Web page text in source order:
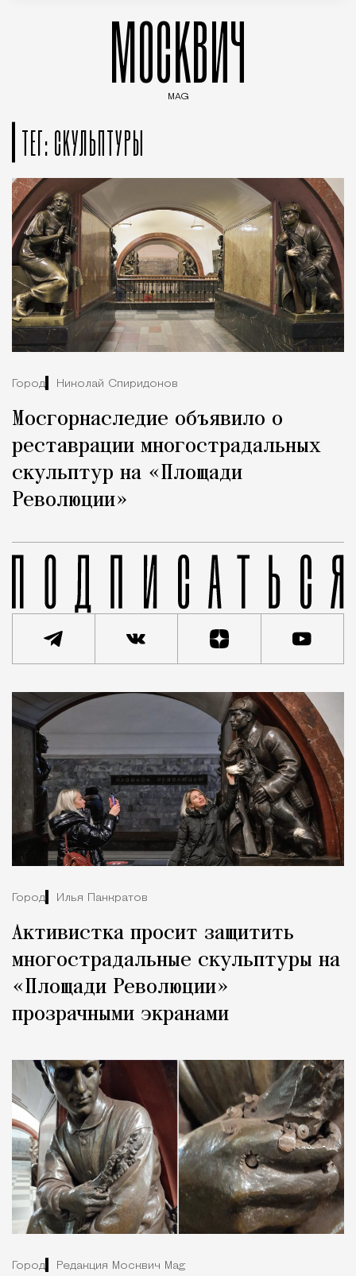
МОСКВИЧ
MAG
ТЕГ: СКУЛЬПТУРЫ
Город Николай Спиридонов
Мосгорнаследие объявило о
реставрации многострадальных
скульптур на «Площади
Революции»
Город Илья Панкратов
Активистка просит защитить
многострадальные скульптуры на
«Площади Революции»
прозрачными экранами
Город Редакция Москвич Mag